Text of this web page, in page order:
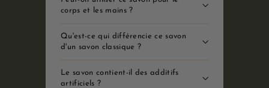
corps et les mains ?
Qu'est-ce qui différencie ce savon
d'un savon classique ?
Le savon contient-il des additifs
artificiels ?